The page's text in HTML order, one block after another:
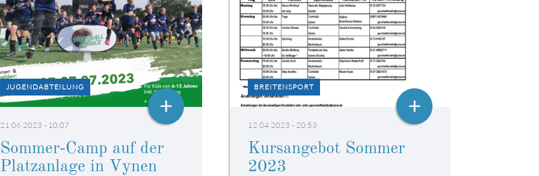
JUGENDABTEILUNG
21 06 2023 - 10:07
Sommer-Camp auf der
Platzanlage in Vynen
+
BREITENSPORT
12 04 2023 - 20:53
Kursangebot Sommer
2023
+